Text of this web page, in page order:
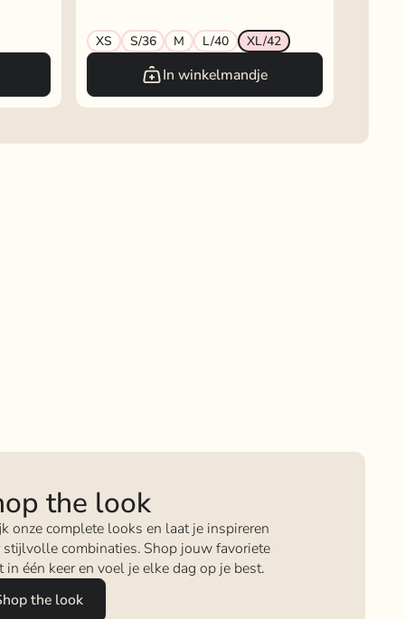
XS S/36 M L/40 XL/42
In winkelmandje
the look
onze complete looks en laat je inspireren
stijlvolle combinaties. Shop jouw favoriete
in één keer en voel je elke dag op je best.
the look